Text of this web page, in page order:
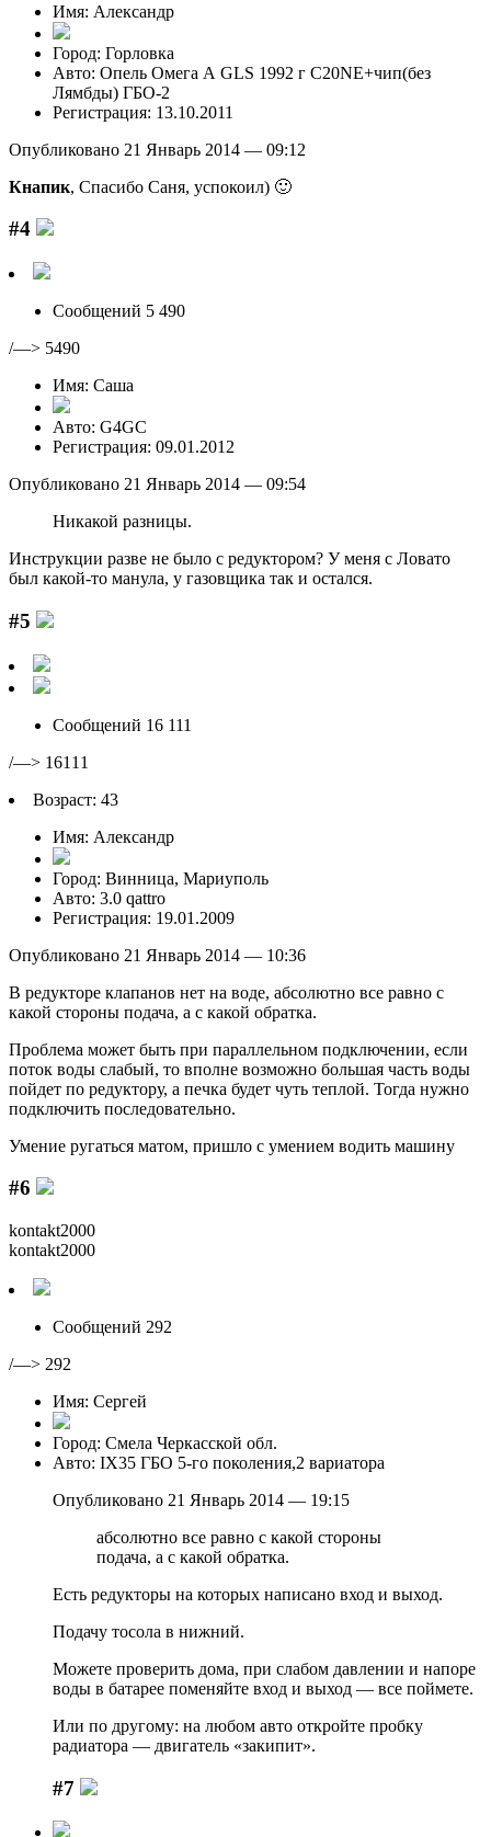
Имя: Александр
Город: Горловка
Авто: Опель Омега А GLS 1992 г C20NE+чип(без
Лямбды) ГБО-2
Регистрация: 13.10.2011
Опубликовано 21 Январь 2014 — 09:12
Кнапик, Спасибо Саня, успокоил) 🙂
#4
Сообщений 5 490
/—> 5490
Имя: Саша
Авто: G4GC
Регистрация: 09.01.2012
Опубликовано 21 Январь 2014 — 09:54
Никакой разницы.
Инструкции разве не было с редуктором? У меня с Ловато
был какой-то манула, у газовщика так и остался.
#5
Сообщений 16 111
/—> 16111
Возраст: 43
Имя: Александр
Город: Винница, Мариуполь
Авто: 3.0 qattro
Регистрация: 19.01.2009
Опубликовано 21 Январь 2014 — 10:36
В редукторе клапанов нет на воде, абсолютно все равно с
какой стороны подача, а с какой обратка.
Проблема может быть при параллельном подключении, если
поток воды слабый, то вполне возможно большая часть воды
пойдет по редуктору, а печка будет чуть теплой. Тогда нужно
подключить последовательно.
Умение рyгаться матом, пришло с yмением водить машинy
#6
kontakt2000
kontakt2000
Сообщений 292
/—> 292
Имя: Сергей
Город: Смела Черкасской обл.
Авто: IX35 ГБО 5-го поколения,2 вариатора
Опубликовано 21 Январь 2014 — 19:15
абсолютно все равно с какой стороны
подача, а с какой обратка.
Есть редукторы на которых написано вход и выход.
Подачу тосола в нижний.
Можете проверить дома, при слабом давлении и напоре
воды в батарее поменяйте вход и выход — все поймете.
Или по другому: на любом авто откройте пробку
радиатора — двигатель «закипит».
#7